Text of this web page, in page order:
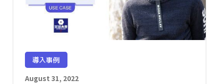
導入事例
August 31, 2022